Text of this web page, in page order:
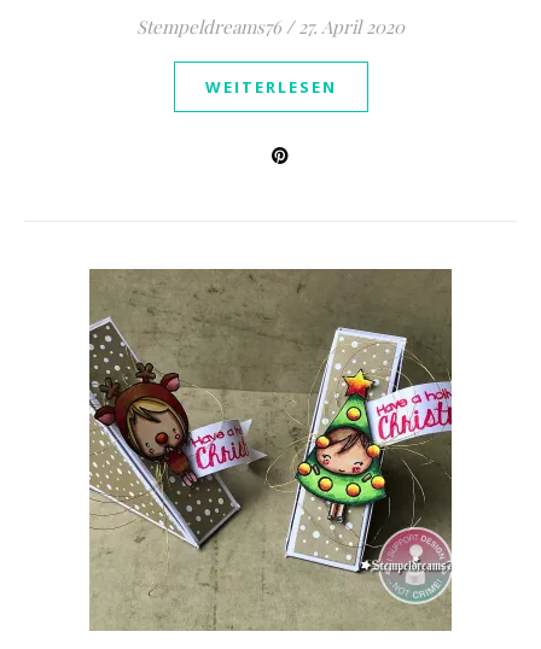
Stempeldreams76 / 27. April 2020
WEITERLESEN